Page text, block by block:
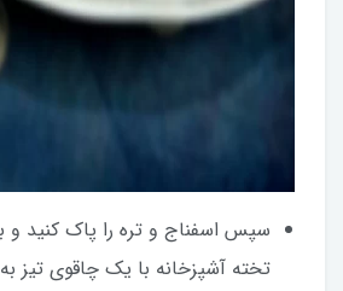
سپس اسفناج و تره را پاک کنید و
تخته آشپزخانه با یک چاقوی تیز